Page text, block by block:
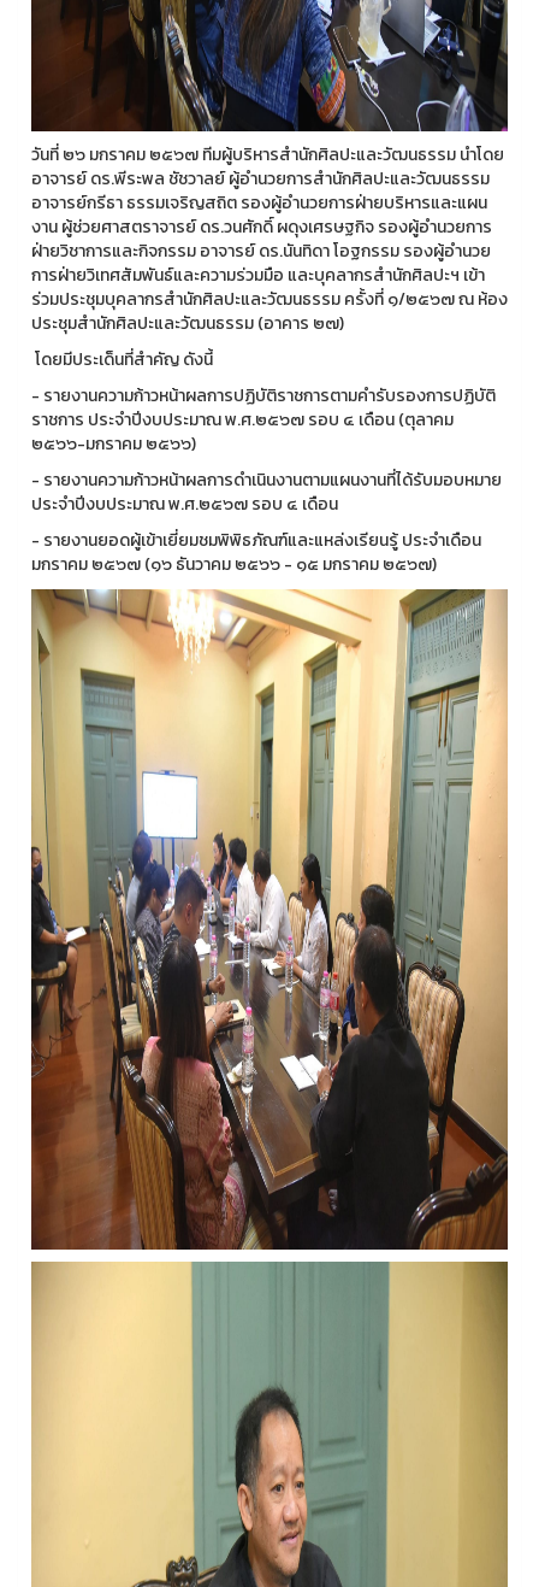
วันที่ ๒๖ มกราคม ๒๕๖๗ ทีมผู้บริหารสำนักศิลปะและวัฒนธรรม นำโดย
อาจารย์ ดร.พีระพล ชัชวาลย์ ผู้อำนวยการสำนักศิลปะและวัฒนธรรม
อาจารย์กรีธา ธรรมเจริญสถิต รองผู้อำนวยการฝ่ายบริหารและแผน
งาน ผู้ช่วยศาสตราจารย์ ดร.วนศักดิ์ ผดุงเศรษฐกิจ รองผู้อำนวยการ
ฝ่ายวิชาการและกิจกรรม อาจารย์ ดร.นันทิดา โอฐกรรม รองผู้อำนวย
การฝ่ายวิเทศสัมพันธ์และความร่วมมือ และบุคลากรสำนักศิลปะฯ เข้า
ร่วมประชุมบุคลากรสำนักศิลปะและวัฒนธรรม ครั้งที่ ๑/๒๕๖๗ ณ ห้อง
ประชุมสำนักศิลปะและวัฒนธรรม (อาคาร ๒๗)
โดยมีประเด็นที่สำคัญ ดังนี้
- รายงานความก้าวหน้าผลการปฏิบัติราชการตามคำรับรองการปฏิบัติ
ราชการ ประจำปีงบประมาณ พ.ศ.๒๕๖๗ รอบ ๔ เดือน (ตุลาคม
๒๕๖๖-มกราคม ๒๕๖๖)
- รายงานความก้าวหน้าผลการดำเนินงานตามแผนงานที่ได้รับมอบหมาย
ประจำปีงบประมาณ พ.ศ.๒๕๖๗ รอบ ๔ เดือน
- รายงานยอดผู้เข้าเยี่ยมชมพิพิธภัณฑ์และแหล่งเรียนรู้ ประจำเดือน
มกราคม ๒๕๖๗ (๑๖ ธันวาคม ๒๕๖๖ - ๑๕ มกราคม ๒๕๖๗)